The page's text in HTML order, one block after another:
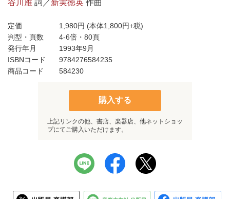
谷川雁 詞／新実徳英 作曲
定価 1,980円 (本体1,800円+税)
判型・頁数
4-6倍・80頁
発行年月
1993年9月
ISBNコード
9784276584235
商品コード
584230
購入する
上記リンクの他、書店、楽器店、他ネットショッ
プにてご購入いただけます。